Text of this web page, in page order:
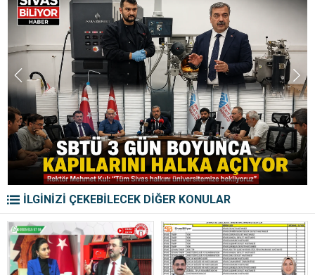
İLGİNİZİ ÇEKEBİLECEK DİĞER KONULAR